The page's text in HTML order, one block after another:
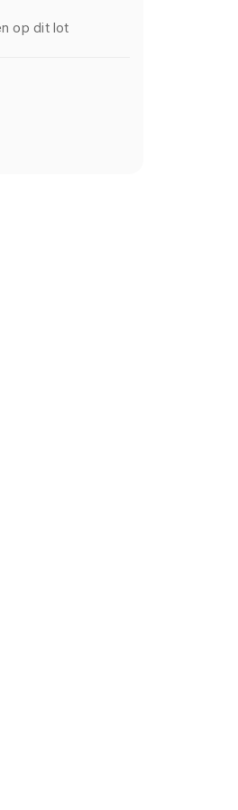
op dit lot